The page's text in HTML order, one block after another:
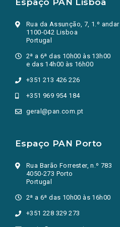
Espaço PAN Lisboa
Rua da Assunção, 7, 1.º andar
1100-042 Lisboa
Portugal
2ª a 6ª das 10h00 às 13h00
e das 14h00 às 16h00
+351 213 426 226
+351 969 954 184
geral@pan.com.pt
Espaço PAN Porto
Rua Barão Forrester, n.º 783
4050-273 Porto
Portugal
2ª a 6ª das 10h00 às 16h00
+351 228 329 273